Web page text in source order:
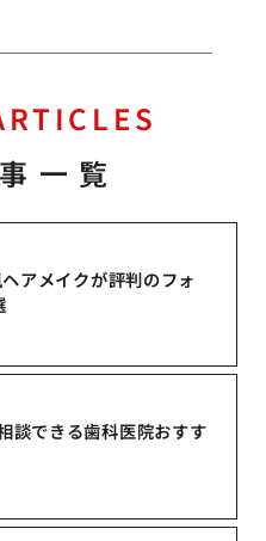
一覧
アメイクが評判のフォ
談できる歯科医院おすす